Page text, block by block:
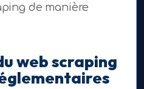
de manière
web scraping